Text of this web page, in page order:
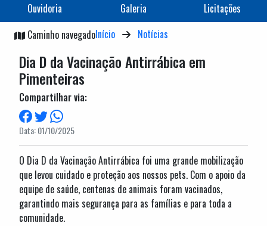
Ouvidoria Galeria
Licitações
Caminho navegadoInício Notícias
Dia D da Vacinação Antirrábica em
Pimenteiras
Compartilhar via:
Data: 01/10/2025
O Dia D da Vacinação Antirrábica foi uma grande mobilização
que levou cuidado e proteção aos nossos pets. Com o apoio da
equipe de saúde, centenas de animais foram vacinados,
garantindo mais segurança para as famílias e para toda a
comunidade.